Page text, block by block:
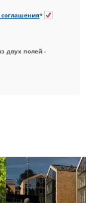
соглашения*
двух полей -